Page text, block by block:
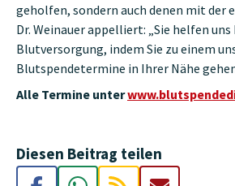
geholfen, sondern auch denen mit der
Dr. Weinauer appelliert: „Sie helfen
Blutversorgung, indem Sie zu einem
Blutspendetermine in Ihrer Nähe
Alle Termine unter
Diesen Beitrag teilen